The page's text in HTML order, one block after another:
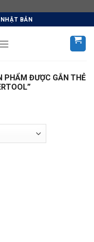
BẢN
PHẨM ĐƯỢC GẮN THẺ